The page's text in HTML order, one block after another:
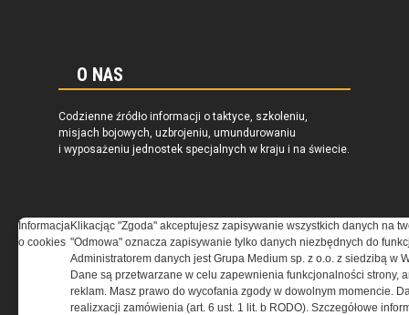
O NAS
Codzienne źródło informacji o taktyce, szkoleniu,
misjach bojowych, uzbrojeniu, umundurowaniu
i wyposażeniu jednostek specjalnych w kraju i na świecie.
REGULAMIN
Regulamin określa zasady korzystania z portalu
www.special-ops.pl
Informacja
o cookies
Klikacjąc "Zgoda" akceptujesz zapisywanie wszystkich danych na
"Odmowa" oznacza zapisywanie tylko danych niezbędnych do
Administratorem danych jest Grupa Medium sp. z o.o. z siedzibą w
Dane są przetwarzane w celu zapewnienia funkcjonalności strony,
reklam. Masz prawo do wycofania zgody w dowolnym momencie.
realizxacji zamówienia (art. 6 ust. 1 lit. b RODO). Szczegółowe